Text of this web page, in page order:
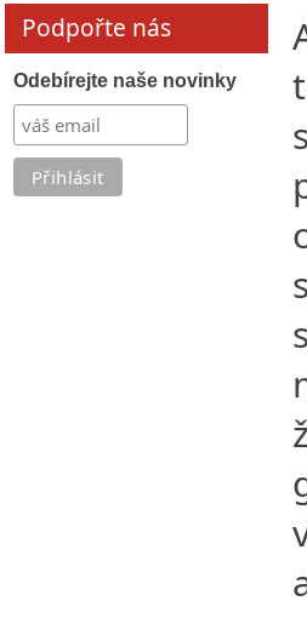
Podpořte nás
Odebírejte naše novinky